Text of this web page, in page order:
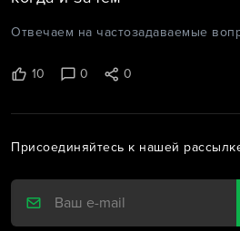
Отвечаем на частозадаваемые
10 0 0
Присоединяйтесь к нашей